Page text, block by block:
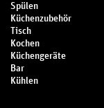
Spülen
Küchenzubehör
Tisch
Kochen
Küchengeräte
Bar
Kühlen